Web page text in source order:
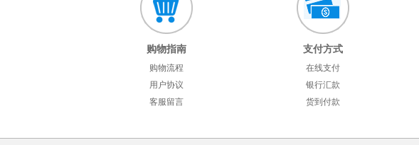
购物指南
购物流程
用户协议
客服留言
支付方式
在线支付
银行汇款
货到付款